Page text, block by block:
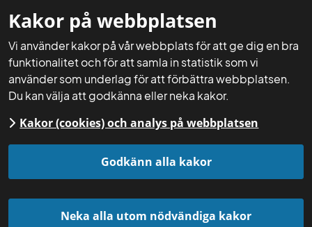
Kakor på webbplatsen
Vi använder kakor på vår webbplats för att ge dig en bra
funktionalitet och för att samla in statistik som vi
använder som underlag för att förbättra webbplatsen.
Du kan välja att godkänna eller neka kakor.
Kakor (cookies) och analys på webbplatsen
Godkänn alla kakor
Neka alla utom nödvändiga kakor
Mina sidor
Startsida
Räkna och gör själv